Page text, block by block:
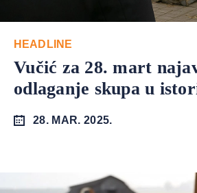
HEADLINE
Vučić za 28. mart
odlaganje skupa u
28. MAR. 2025.